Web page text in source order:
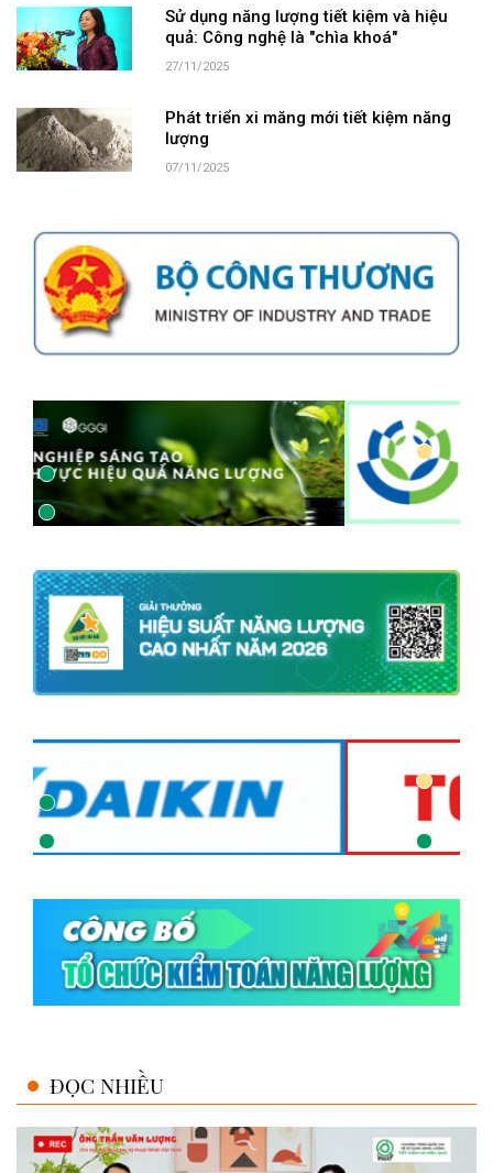
Sử dụng năng lượng tiết kiệm và hiệu
quả: Công nghệ là "chìa khoá"
27/11/2025
Phát triển xi măng mới tiết kiệm năng
lượng
07/11/2025
ĐỌC NHIỀU